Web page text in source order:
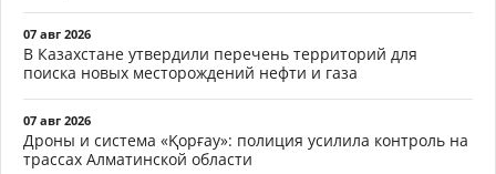
07 авг 2026
В Казахстане утвердили перечень территорий для
поиска новых месторождений нефти и газа
07 авг 2026
Дроны и система «Қорғау»: полиция усилила контроль на
трассах Алматинской области